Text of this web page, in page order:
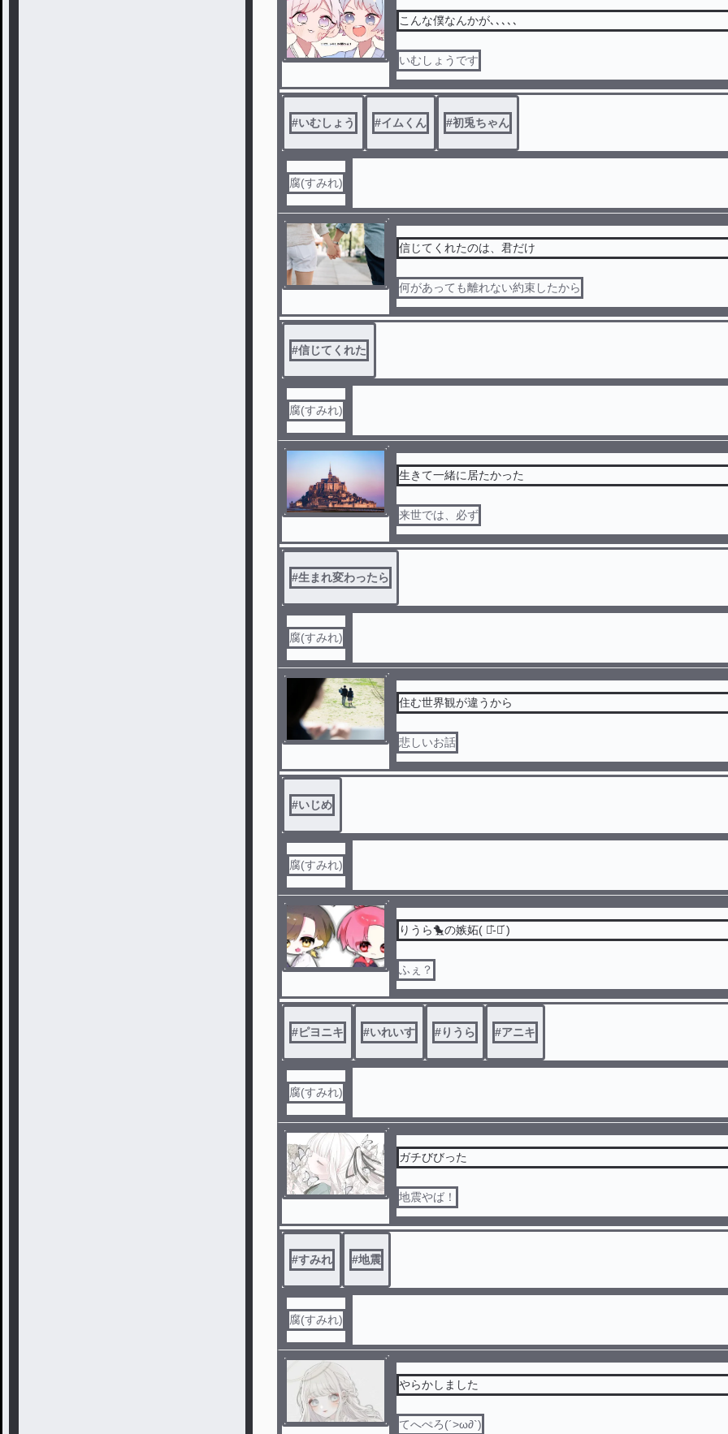
こんな僕なんかが､､､､､
いむしょうです
#いむしょう #イムくん #初兎ちゃん
腐(すみれ)
信じてくれたのは、君だけ
何があっても離れない約束したから
#信じてくれた
腐(すみれ)
生きて一緒に居たかった
来世では、必ず
#生まれ変わったら
腐(すみれ)
住む世界観が違うから
悲しいお話
#いじめ
腐(すみれ)
りうら🐤の嫉妬( ･᷅-･᷄ )
ふぇ？
#ピヨニキ #いれいす #りうら #アニキ
腐(すみれ)
ガチびびった
地震やば！
#すみれ #地震
腐(すみれ)
やらかしました
てへぺろ(´>ω∂`)